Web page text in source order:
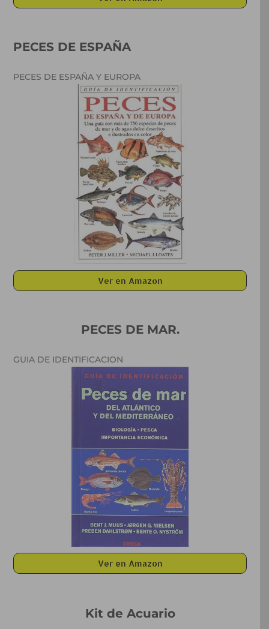
PECES DE ESPAÑA
PECES DE ESPAÑA Y EUROPA
Ver en Amazon
PECES DE MAR.
GUIA DE IDENTIFICACION
Ver en Amazon
Kit de Acuario